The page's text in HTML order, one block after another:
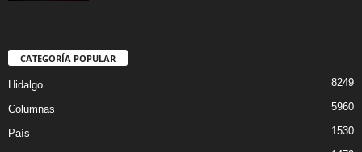
CATEGORÍA POPULAR
Hidalgo 8249
Columnas 5960
País 1530